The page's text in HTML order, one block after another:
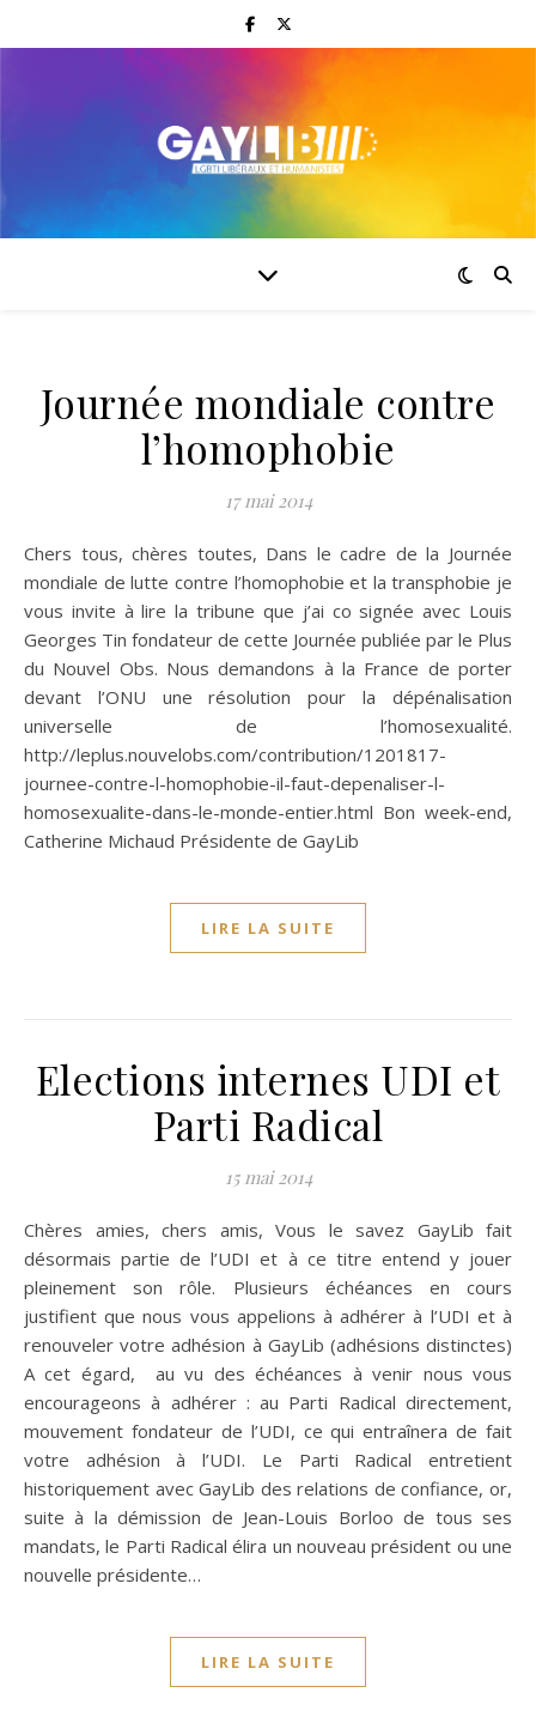
Journée mondiale contre
l’homophobie
17 mai 2014
Chers tous, chères toutes, Dans le cadre de la Journée
mondiale de lutte contre l’homophobie et la transphobie je
vous invite à lire la tribune que j’ai co signée avec Louis
Georges Tin fondateur de cette Journée publiée par le Plus
du Nouvel Obs. Nous demandons à la France de porter
devant l’ONU une résolution pour la dépénalisation
universelle de l’homosexualité.
http://leplus.nouvelobs.com/contribution/1201817-
journee-contre-l-homophobie-il-faut-depenaliser-l-
homosexualite-dans-le-monde-entier.html Bon week-end,
Catherine Michaud Présidente de GayLib
LIRE LA SUITE
Elections internes UDI et
Parti Radical
15 mai 2014
Chères amies, chers amis, Vous le savez GayLib fait
désormais partie de l’UDI et à ce titre entend y jouer
pleinement son rôle. Plusieurs échéances en cours
justifient que nous vous appelions à adhérer à l’UDI et à
renouveler votre adhésion à GayLib (adhésions distinctes)
A cet égard, au vu des échéances à venir nous vous
encourageons à adhérer : au Parti Radical directement,
mouvement fondateur de l’UDI, ce qui entraînera de fait
votre adhésion à l’UDI. Le Parti Radical entretient
historiquement avec GayLib des relations de confiance, or,
suite à la démission de Jean-Louis Borloo de tous ses
mandats, le Parti Radical élira un nouveau président ou une
nouvelle présidente…
LIRE LA SUITE